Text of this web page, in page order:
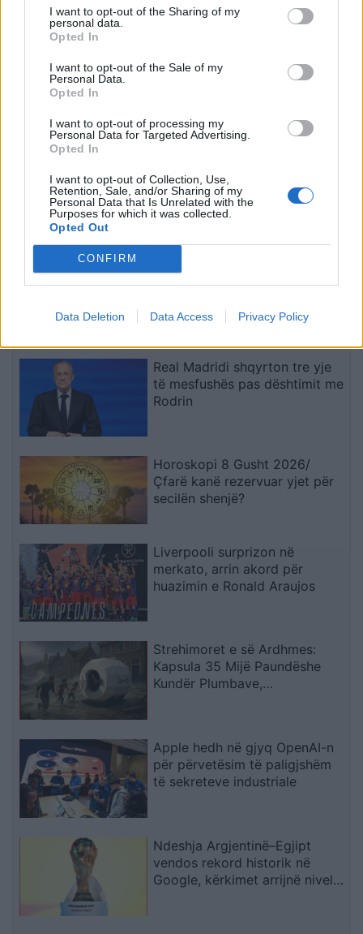
I want to opt-out of the Sharing of my
personal data.
Opted In
I want to opt-out of the Sale of my
Personal Data.
Opted In
I want to opt-out of processing my
Personal Data for Targeted Advertising.
Opted In
I want to opt-out of Collection, Use,
Retention, Sale, and/or Sharing of my
Personal Data that Is Unrelated with the
Purposes for which it was collected.
Opted Out
CONFIRM
Data Deletion Data Access Privacy Policy
Përfundon protesta e 69-
të kundër kryeministrit,
Ramës dhe Berishës:
“Nesër do të jemi më
shumë, nuk ndalemi”
Flakët përfshijnë një
nën kontroll
Përplasje për emigrantët
në Ceuta, Spanja rikthen
udhëtarëve nga Italia
Real Madridi shqyrton tre yje
të mesfushës pas dështimit me
Rodrin
Horoskopi 8 Gusht 2026/
Çfarë kanë rezervuar yjet për
secilën shenjë?
Liverpooli surprizon në
merkato, arrin akord për
huazimin e Ronald Araujos
Strehimoret e së Ardhmes:
Kapsula 35 Mijë Paundëshe
Kundër Plumbave,
Apple hedh në gjyq OpenAI-n
për përvetësim të paligjshëm
të sekreteve industriale
Ndeshja Argjentinë–Egjipt
vendos rekord historik në
Google, kërkimet arrijnë nivele